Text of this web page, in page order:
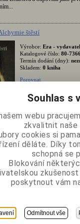
štěstí
Výrobce: Era -
Katalogové číslo: 80-
Termín dodání (dny):
Skladem: 0 kniha
Porovnat
• Pozdní osvícení a
pozměněné vydání
Zachycuje vývoj
Klíč k Šalamounovu klíči
Výrobce:Mladá
Katalogové číslo:
Termín dodání (dny):
Skladem:0 kniha
• Tajemství magie a
postavou krále
Souhlas s
webu
zkvalitnit naše
cookies si
děláte. Díky
schopná se
Blokování
poskytnout vám
Odmítnout vše